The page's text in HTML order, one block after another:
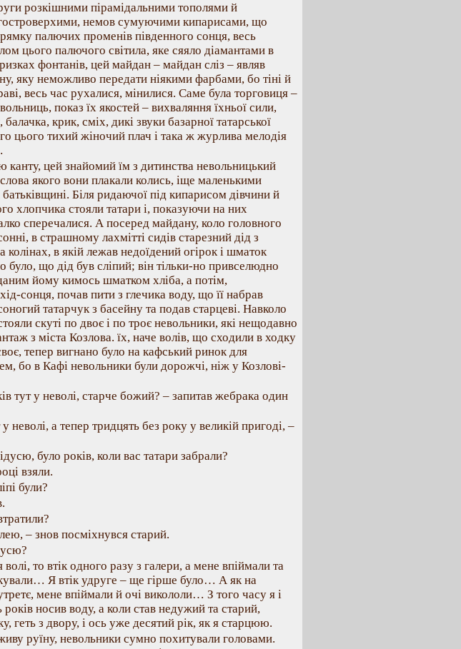
розкішними пірамідальними тополями й
немов сумуючими кипарисами, що
палючих променів південного сонця, весь
цього палючого світила, яке сяяло діамантами в
фонтанів, цей майдан – майдан сліз – являв
яку неможливо передати ніякими фарбами, бо тіні й
весь час рухалися, мінилися. Саме була торговиця –
показ їх якостей – вихваляння їхньої сили,
крик, сміх, дикі звуки базарної татарської
цього тихий жіночий плач і така ж журлива мелодія
канту, цей знайомий їм з дитинства невольницький
слова якого вони плакали колись, іще маленькими
Біля ридаючої під кипарисом дівчини й
хлопчика стояли татари і, показуючи на них
сперечалися. А посеред майдану, коло головного
в страшному лахмітті сидів старезний дід з
в якій лежав недоїдений огірок і шматок
було, що дід був сліпий; він тільки-но привселюдно
йому кимось шматком хліба, а потім,
сонця, почав пити з глечика воду, що її набрав
татарчук з басейну та подав старцеві. Навколо
скуті по двоє і по троє невольники, які нещодавно
з міста Козлова. їх, наче волів, що сходили в ходку
тепер вигнано було на кафський ринок для
бо в Кафі невольники були дорожчі, ніж у Козлові-
тут у неволі, старче божий? – запитав жебрака один
неволі, а тепер тридцять без року у великій пригоді, –
було років, коли вас татари забрали?
взяли.
були?
– знов посміхнувся старий.
волі, то втік одного разу з галери, а мене впіймали та
Я втік удруге – ще гірше було… А як на
мене впіймали й очі викололи… З того часу я і
років носив воду, а коли став недужий та старий,
геть з двору, і ось уже десятий рік, як я старцюю.
руїну, невольники сумно похитували головами.